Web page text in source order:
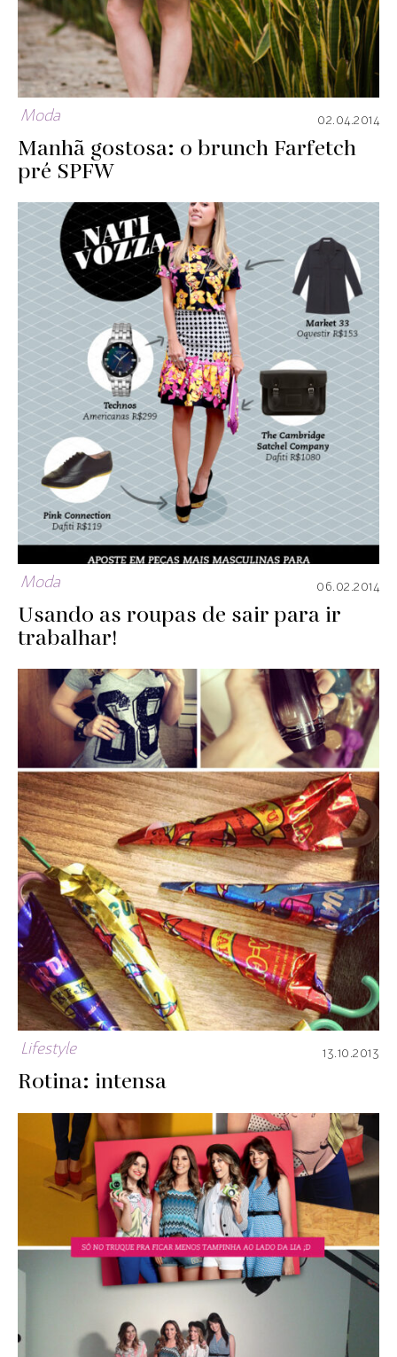
Moda 02.04.2014
Manhã gostosa: o brunch Farfetch
pré SPFW
Moda 06.02.2014
Usando as roupas de sair para ir
trabalhar!
Lifestyle 13.10.2013
Rotina: intensa